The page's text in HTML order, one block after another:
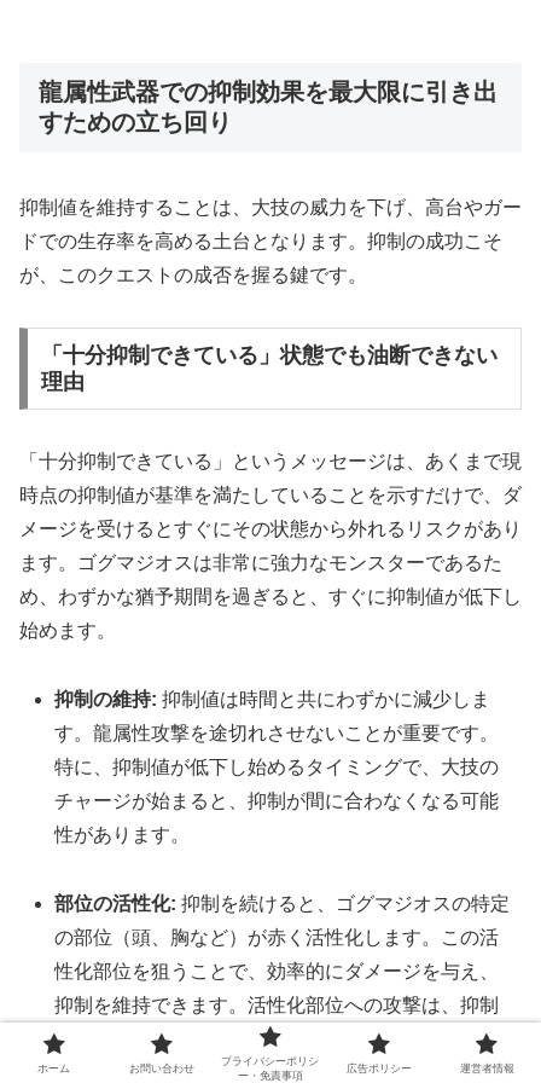
龍属性武器での抑制効果を最大限に引き出
すための立ち回り
抑制値を維持することは、大技の威力を下げ、高台やガー
ドでの生存率を高める土台となります。抑制の成功こそ
が、このクエストの成否を握る鍵です。
「十分抑制できている」状態でも油断できない
理由
「十分抑制できている」というメッセージは、あくまで現
時点の抑制値が基準を満たしていることを示すだけで、ダ
メージを受けるとすぐにその状態から外れるリスクがあり
ます。ゴグマジオスは非常に強力なモンスターであるた
め、わずかな猶予期間を過ぎると、すぐに抑制値が低下し
始めます。
抑制の維持: 抑制値は時間と共にわずかに減少しま
す。龍属性攻撃を途切れさせないことが重要です。
特に、抑制値が低下し始めるタイミングで、大技の
チャージが始まると、抑制が間に合わなくなる可能
性があります。
部位の活性化: 抑制を続けると、ゴグマジオスの特定
の部位（頭、胸など）が赤く活性化します。この活
性化部位を狙うことで、効率的にダメージを与え、
抑制を維持できます。活性化部位への攻撃は、抑制
値の蓄積だけでなく、物理的なダメージも効率よく
与えることができます。
ホーム お問い合わせ
プライバシーポリシ
ー・免責事項
広告ポリシー 運営者情報